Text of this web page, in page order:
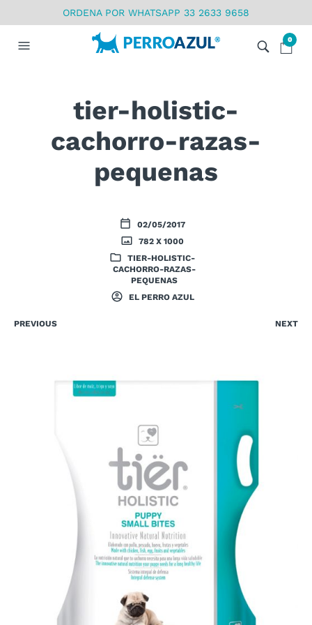
ORDENA POR WHATSAPP 33 2633 9658
0
tier-holistic-
cachorro-razas-
pequenas
02/05/2017
782 X 1000
TIER-HOLISTIC-
CACHORRO-RAZAS-
PEQUENAS
EL PERRO AZUL
PREVIOUS NEXT